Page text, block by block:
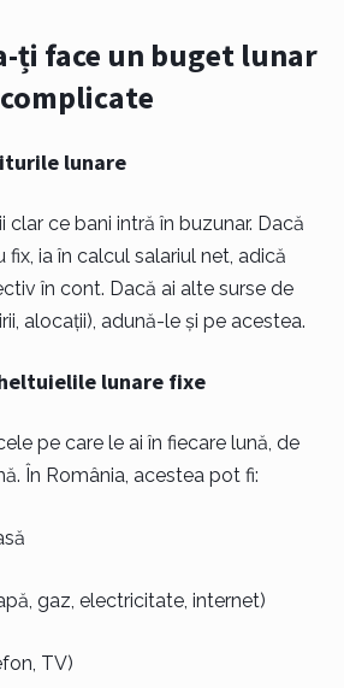
ți face un buget lunar
lunare
clar ce bani intră în buzunar. Dacă
fix, ia în calcul salariul net, adică
în cont. Dacă ai alte surse de
alocații), adună-le și pe acestea.
lunare fixe
pe care le ai în fiecare lună, de
În România, acestea pot fi:
gaz, electricitate, internet)
TV)